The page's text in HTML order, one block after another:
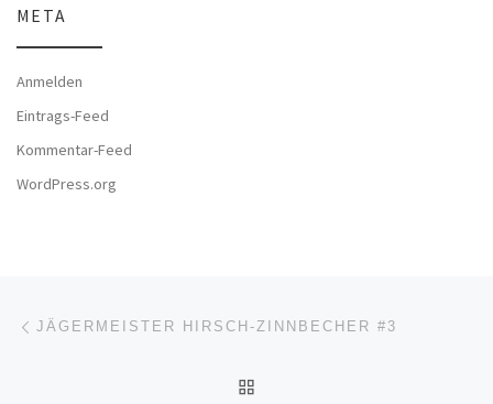
META
Anmelden
Eintrags-Feed
Kommentar-Feed
WordPress.org
Beitragsnavigation
JÄGERMEISTER HIRSCH-ZINNBECHER #3